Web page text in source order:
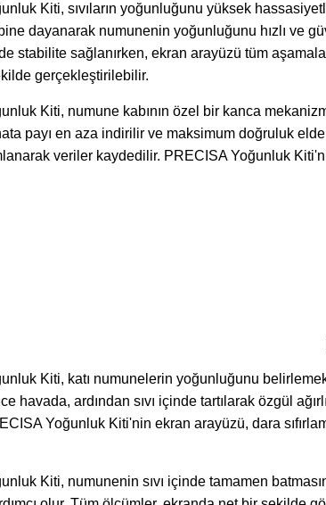
Kiti, sıvıların yoğunluğunu yüksek
dayanarak numunenin yoğunluğunu hızlı ve
stabilite sağlanırken, ekran arayüzü tüm
gerçekleştirilebilir.
Kiti, numune kabının özel bir kanca
payı en aza indirilir ve maksimum doğruluk
veriler kaydedilir. PRECISA Yoğunluk
Kiti, katı numunelerin yoğunluğunu
havada, ardından sıvı içinde tartılarak özgül
Yoğunluk Kiti'nin ekran arayüzü, dara
Kiti, numunenin sıvı içinde tamamen